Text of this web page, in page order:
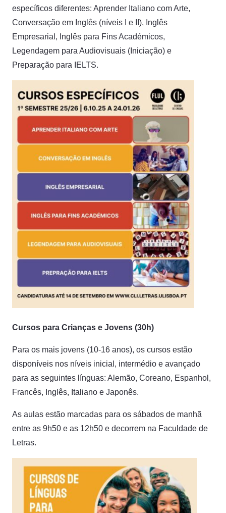
específicos diferentes: Aprender Italiano com Arte,
Conversação em Inglês (níveis I e II), Inglês
Empresarial, Inglês para Fins Académicos,
Legendagem para Audiovisuais (Iniciação) e
Preparação para IELTS.
Cursos para Crianças e Jovens (30h)
Para os mais jovens (10-16 anos), os cursos estão
disponíveis nos níveis inicial, intermédio e avançado
para as seguintes línguas: Alemão, Coreano, Espanhol,
Francês, Inglês, Italiano e Japonês.
As aulas estão marcadas para os sábados de manhã
entre as 9h50 e as 12h50 e decorrem na Faculdade de
Letras.